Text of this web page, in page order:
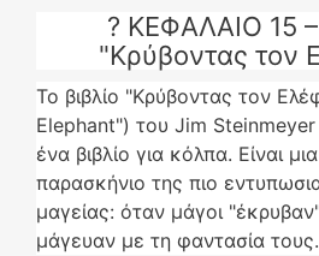
? ΚΕΦΑΛΑΙΟ 15 –
"Κρύβοντας τον
Το βιβλίο "Κρύβοντας τον
Elephant") του Jim Steinmeyer
ένα βιβλίο για κόλπα. Είναι
παρασκήνιο της πιο
μαγείας: όταν μάγοι
μάγευαν με τη φαντασία τους.